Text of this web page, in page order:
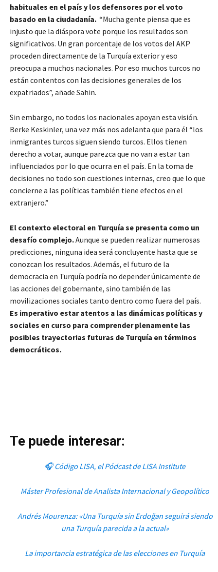
habituales en el país y los defensores por el voto
basado en la ciudadanía. “Mucha gente piensa que es
injusto que la diáspora vote porque los resultados son
significativos. Un gran porcentaje de los votos del AKP
proceden directamente de la Turquía exterior y eso
preocupa a muchos nacionales. Por eso muchos turcos no
están contentos con las decisiones generales de los
expatriados”, añade Sahin.
Sin embargo, no todos los nacionales apoyan esta visión.
Berke Keskinler, una vez más nos adelanta que para él “los
inmigrantes turcos siguen siendo turcos. Ellos tienen
derecho a votar, aunque parezca que no van a estar tan
influenciados por lo que ocurra en el país. En la toma de
decisiones no todo son cuestiones internas, creo que lo que
concierne a las políticas también tiene efectos en el
extranjero.”
El contexto electoral en Turquía se presenta como un
desafío complejo.Aunque se pueden realizar numerosas
predicciones, ninguna idea será concluyente hasta que se
conozcan los resultados. Además, el futuro de la
democracia en Turquía podría no depender únicamente de
las acciones del gobernante, sino también de las
movilizaciones sociales tanto dentro como fuera del país.
Es imperativo estar atentos a las dinámicas políticas y
sociales en curso para comprender plenamente las
posibles trayectorias futuras de Turquía en términos
democráticos.
Te puede interesar:
🎧 Código LISA, el Pódcast de LISA Institute
Máster Profesional de Analista Internacional y Geopolítico
Andrés Mourenza: «Una Turquía sin Erdoğan seguirá siendo
una Turquía parecida a la actual»
La importancia estratégica de las elecciones en Turquía